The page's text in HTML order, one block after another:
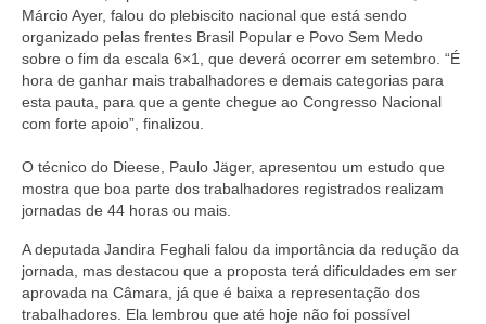
Cadastro de empresa
Homologações
Jurídico
Declarações
Aplicativo Comerciários RJ
Acordo de Feriado para Empresas
Márcio Ayer, falou do plebiscito nacional que está sendo
organizado pelas frentes Brasil Popular e Povo Sem Medo
sobre o fim da escala 6×1, que deverá ocorrer em setembro. “É
hora de ganhar mais trabalhadores e demais categorias para
esta pauta, para que a gente chegue ao Congresso Nacional
com forte apoio”, finalizou.
O técnico do Dieese, Paulo Jäger, apresentou um estudo que
mostra que boa parte dos trabalhadores registrados realizam
jornadas de 44 horas ou mais.
A deputada Jandira Feghali falou da importância da redução da
jornada, mas destacou que a proposta terá dificuldades em ser
aprovada na Câmara, já que é baixa a representação dos
trabalhadores. Ela lembrou que até hoje não foi possível